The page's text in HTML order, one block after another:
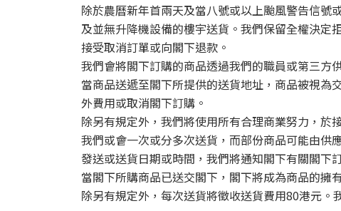
除於農曆新年首兩天及當八號或以上颱風警告信號
及並無升降機設備的樓宇送貨。我們保留全權決
接受取消訂單或向閣下退款。
我們會將閣下訂購的商品透過我們的職員或第三方
當商品送遞至閣下所提供的送貨地址，商品被視為
外費用或取消閣下訂購。
除另有規定外，我們將使用所有合理商業努力，於
我們或會一次或分多次送貨，而部份商品可能由供
發送或送貨日期或時間，我們將通知閣下有關閣下
當閣下所購商品已送交閣下，閣下將成為商品的擁
除另有規定外，每次送貨將徵收送貨費用80港元。